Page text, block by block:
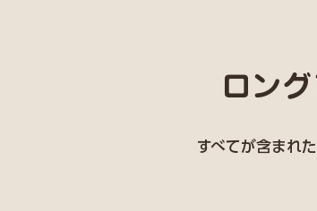
ロン
すべてが含まれ